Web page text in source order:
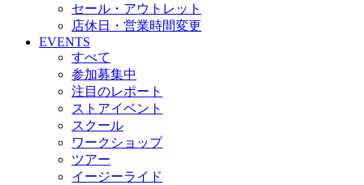
セール・アウトレット
店休日・営業時間変更
EVENTS
すべて
参加募集中
注目のレポート
ストアイベント
スクール
ワークショップ
ツアー
イージーライド